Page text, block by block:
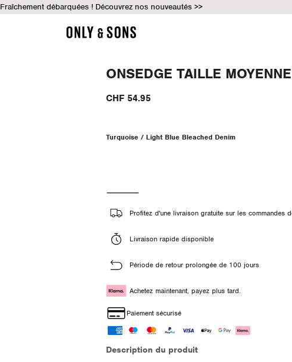
Fraîchement débarquées ! Découvrez nos nouveautés >>
ONSEDGE TAILLE
CHF 54.95
Turquoise / Light Blue Bleached Denim
Profitez d'une livraison gratuite sur les commandes
Livraison rapide disponible
Période de retour prolongée de 100 jours
Achetez maintenant, payez plus tard.
Paiement sécurisé
Description du produit